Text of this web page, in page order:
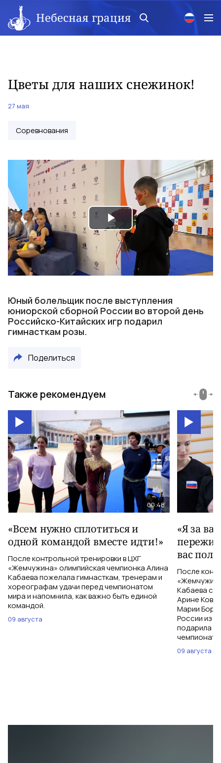
Небесная грация
Цветы для наших снежинок!
27 мая
Соревнования
Play
Video
Юный болельщик после выступления
юниорской сборной России во второй день
Российско-Китайских игр подарил
гимнасткам розы.
Поделиться
Также рекомендуем
00:48
«Всем нужно сплотиться и
одной командой вместе идти!»
После контрольной тренировки в ЦХГ
«Жемчужина» олимпийская чемпионка Алина
Кабаева пожелала гимнасткам, тренерам и
хореографам удачи перед чемпионатом
мира и напомнила, как важно быть единой
командой.
09 августа
«Я за
вас
После
Кабаева
Арине
Марии
России из
подарила
чемпионат
09 августа